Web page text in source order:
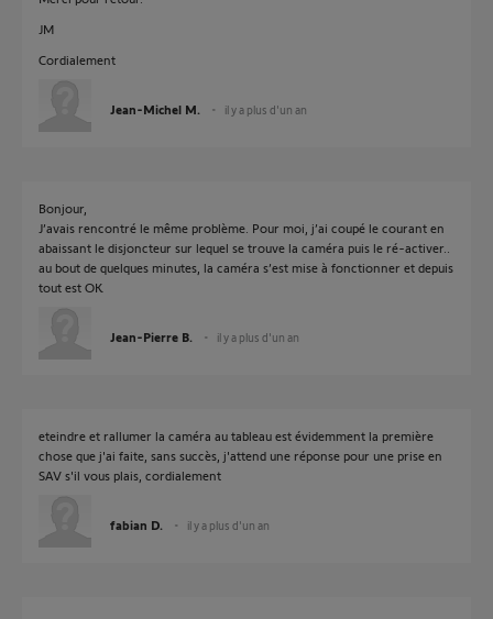
JM
Cordialement
Jean-Michel M. il y a plus d'un an
Bonjour,
J’avais rencontré le même problème. Pour moi, j’ai coupé le courant en
abaissant le disjoncteur sur lequel se trouve la caméra puis le ré-activer..
au bout de quelques minutes, la caméra s’est mise à fonctionner et depuis
tout est OK
Jean-Pierre B. il y a plus d'un an
eteindre et rallumer la caméra au tableau est évidemment la première
chose que j'ai faite, sans succès, j'attend une réponse pour une prise en
SAV s'il vous plais, cordialement
fabian D. il y a plus d'un an